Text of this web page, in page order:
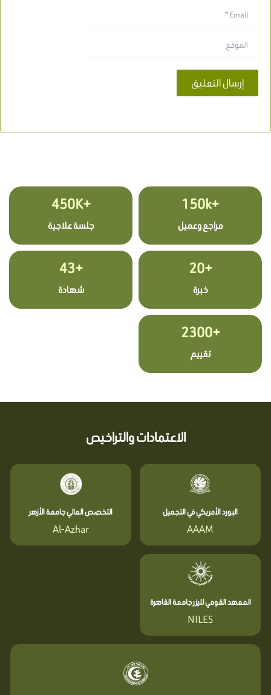
+150k
مراجع وعميل
+450K
جلسة علاجية
+20
خبرة
+43
شهادة
+2300
تقييم
الاعتمادات والتراخيص
البورد الأمريكي في التجميل
AAAM
التخصص العالي جامعة الأزهر
Al-Azhar
المعهد القومي لليزر جامعة القاهرة
NILES